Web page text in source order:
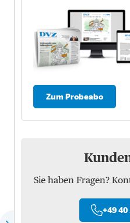
Zum Probeabo
Sie haben Fragen?
+49 40